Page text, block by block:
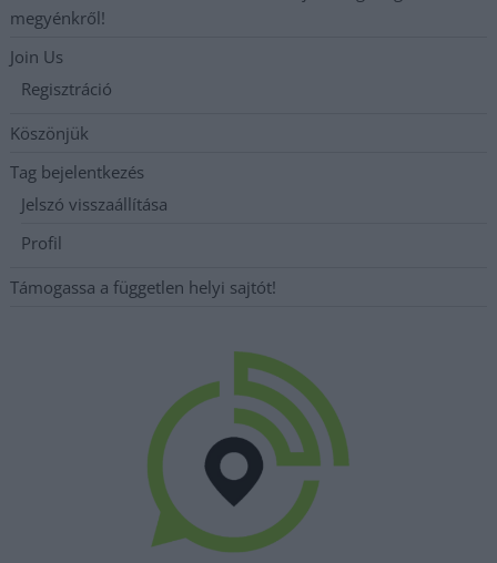
megyénkről!
Join Us
Regisztráció
Köszönjük
Tag bejelentkezés
Jelszó visszaállítása
Profil
Támogassa a független helyi sajtót!